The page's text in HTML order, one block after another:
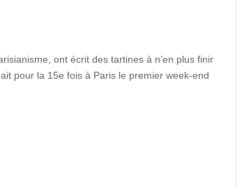
ont écrit des tartines à n’en plus finir
pour la 15e fois à Paris le premier week-end